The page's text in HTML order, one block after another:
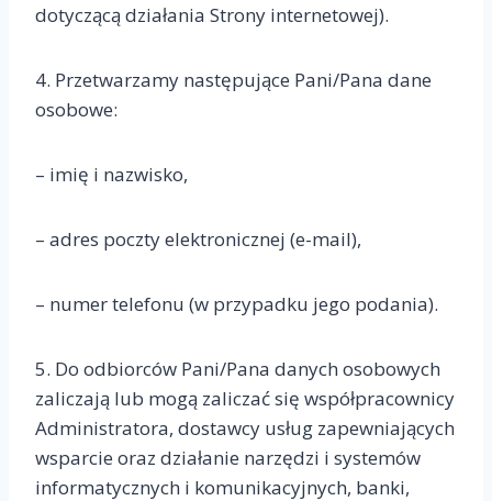
dotyczącą działania Strony internetowej).
4. Przetwarzamy następujące Pani/Pana dane
osobowe:
– imię i nazwisko,
– adres poczty elektronicznej (e-mail),
– numer telefonu (w przypadku jego podania).
5. Do odbiorców Pani/Pana danych osobowych
zaliczają lub mogą zaliczać się współpracownicy
Administratora, dostawcy usług zapewniających
wsparcie oraz działanie narzędzi i systemów
informatycznych i komunikacyjnych, banki,